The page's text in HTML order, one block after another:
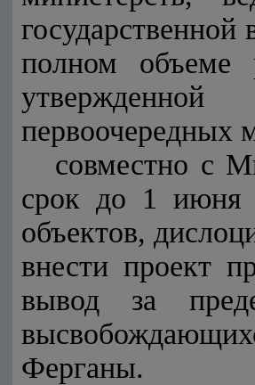
государственной
полном объеме
первоочередных
совместно с
срок до 1 июня
объектов,
внести проект
вывод за
Ферганы.